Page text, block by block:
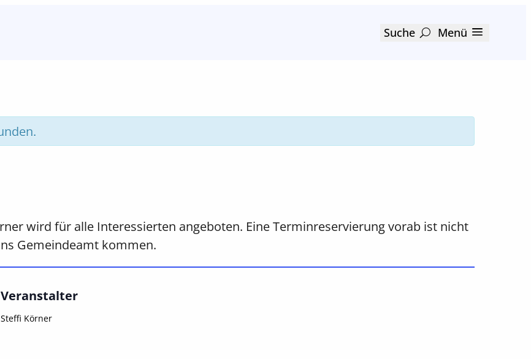
Suche Menü
wird für alle Interessierten angeboten. Eine Terminreservierung vorab ist nicht
Gemeindeamt kommen.
Veranstalter
Steffi Körner